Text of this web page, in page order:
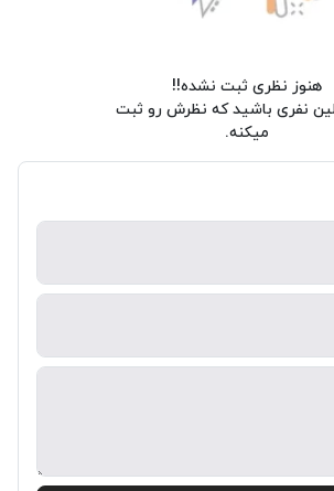
هنوز نظری ثبت نشده!!
نفری باشید که نظرش رو ثبت
میکنه.